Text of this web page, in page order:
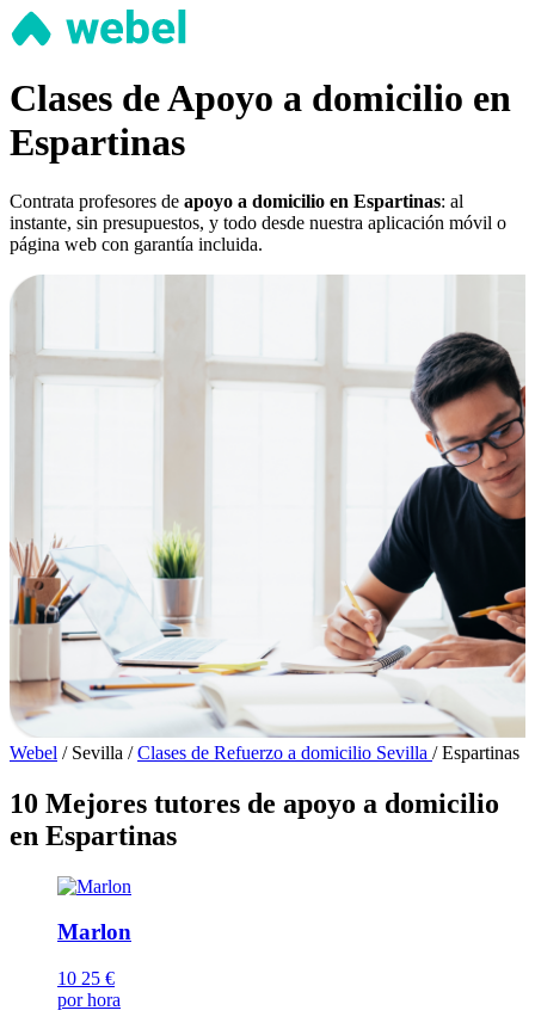
Clases de Apoyo a domicilio en
Espartinas
Contrata profesores de apoyo a domicilio en Espartinas: al
instante, sin presupuestos, y todo desde nuestra aplicación móvil o
página web con garantía incluida.
Webel / Sevilla / Clases de Refuerzo a domicilio Sevilla / Espartinas
10 Mejores tutores de apoyo a domicilio
en Espartinas
Marlon
10 25 €
por hora